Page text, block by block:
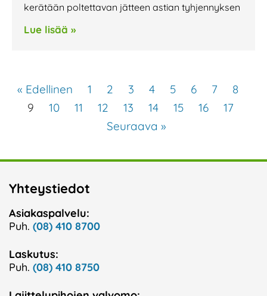
kerätään poltettavan jätteen astian tyhjennyksen
Lue lisää »
« Edellinen 1 2 3 4 5 6 7
8
9
10 11 12 13 14 15 16
17
Seuraava »
Yhteystiedot
Asiakaspalvelu:
Puh. (08) 410 8700
Laskutus:
Puh. (08) 410 8750